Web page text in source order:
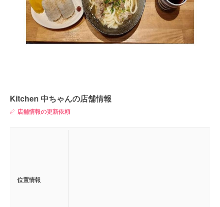
Kitchen 中ちゃんの店舗情報
店舗情報の更新依頼
位置情報